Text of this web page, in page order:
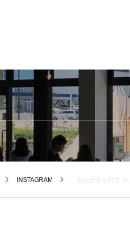
INSTAGRAM ． なんだかんだで